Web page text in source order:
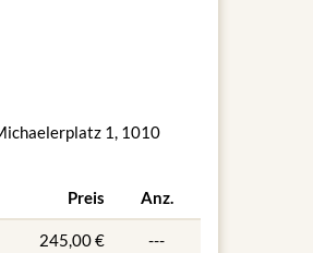
1, 1010
Preis Anz.
245,00 € ---